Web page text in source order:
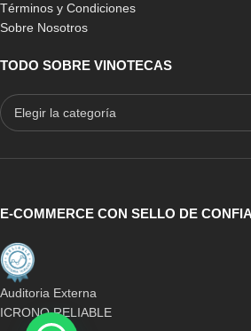
-10%
PINO EN ROBLE
Mueble Botellero con cajas
de madera
409,00€ - 699,90€
viviendas o estancias de
El envío de cualquiera de estos productos
Los muebles botelleros para vinos de
Términos y Condiciones
Sobre Nosotros
TODO SOBRE VINOTECAS
E-COMMERCE CON SELLO DE
Auditoria Externa
ICRONO RELIABLE